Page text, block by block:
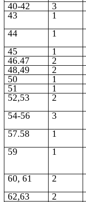
40-42
3
43
1
44
1
45
1
46.47
2
48,49
2
50
1
51
1
52,53
2
54-56
3
57.58
1
59
1
60, 61
2
62,63
2